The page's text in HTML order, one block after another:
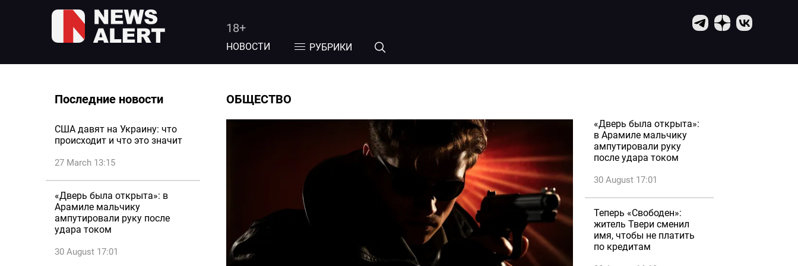
18+
НОВОСТИ РУБРИКИ
Последние новости
США давят на Украину: что
происходит и что это значит
27 March 13:15
«Дверь была открыта»: в
Арамиле мальчику
ампутировали руку после
удара током
30 August 17:01
ОБЩЕСТВО
«Дверь была открыта»:
в Арамиле мальчику
ампутировали руку
после удара током
30 August 17:01
Теперь «Свободен»:
житель Твери сменил
имя, чтобы не платить
по кредитам